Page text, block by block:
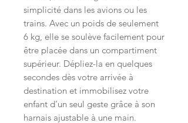
simplicité dans les avions ou les
trains. Avec un poids de seulement
6 kg, elle se soulève facilement pour
être placée dans un compartiment
supérieur. Dépliez-la en quelques
secondes dès votre arrivée à
destination et immobilisez votre
enfant d’un seul geste grâce à son
harnais ajustable à une main.